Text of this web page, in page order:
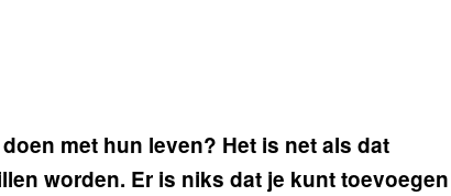
met hun leven? Het is net als dat
worden. Er is niks dat je kunt toevoegen